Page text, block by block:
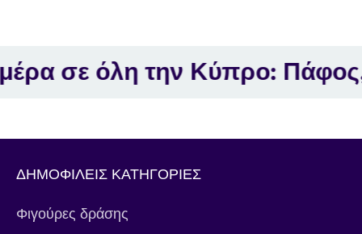
όλη την Κύπρο: Πάφος,
ΔΗΜΟΦΙΛΕΙΣ ΚΑΤΗΓΟΡΙΕΣ
Φιγούρες δράσης